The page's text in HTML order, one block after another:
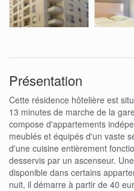
Présentation
Cette résidence hôtelière est
13 minutes de marche de la
compose d'appartements
meublés et équipés d'un vaste
d'une cuisine entièrement
desservis par un ascenseur.
disponible dans certains
nuit, il démarre à partir de 40